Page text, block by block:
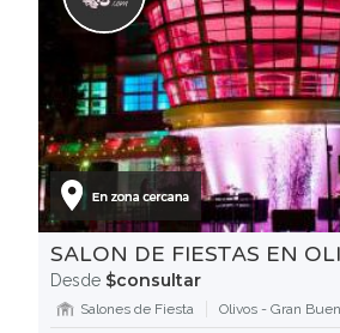
SALON DE FIESTAS EN
Desde $consultar
Salones de Fiesta
Olivos - Gran